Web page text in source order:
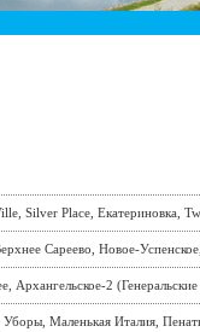
Silver Place Екатериновка
Сареево Новое-Успенское
Архангельское-2
Уборы Маленькая Италия